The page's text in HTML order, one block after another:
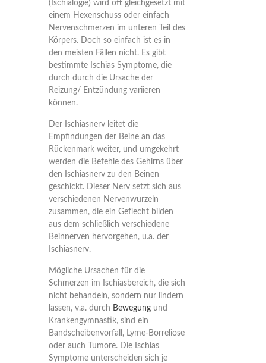
(Ischialogie) wird oft gleichgesetzt mit
einem Hexenschuss oder einfach
Nervenschmerzen im unteren Teil des
Körpers. Doch so einfach ist es in
den meisten Fällen nicht. Es gibt
bestimmte Ischias Symptome, die
durch durch die Ursache der
Reizung/ Entzündung variieren
können.
Der Ischiasnerv leitet die
Empfindungen der Beine an das
Rückenmark weiter, und umgekehrt
werden die Befehle des Gehirns über
den Ischiasnerv zu den Beinen
geschickt. Dieser Nerv setzt sich aus
verschiedenen Nervenwurzeln
zusammen, die ein Geflecht bilden
aus dem schließlich verschiedene
Beinnerven hervorgehen, u.a. der
Ischiasnerv.
Mögliche Ursachen für die
Schmerzen im Ischiasbereich, die sich
nicht behandeln, sondern nur lindern
lassen, v.a. durch Bewegungund
Krankengymnastik, sind ein
Bandscheibenvorfall, Lyme-Borreliose
oder auch Tumore. Die Ischias
Symptome unterscheiden sich je